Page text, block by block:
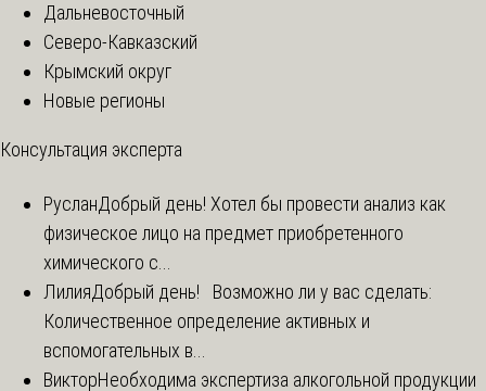
Дальневосточный
Северо-Кавказский
Крымский округ
Новые регионы
Консультация эксперта
РусланДобрый день! Хотел бы провести анализ как
физическое лицо на предмет приобретенного
химического с...
ЛилияДобрый день! Возможно ли у вас сделать:
Количественное определение активных и
вспомогательных в...
ВикторНеобходима экспертиза алкогольной продукции